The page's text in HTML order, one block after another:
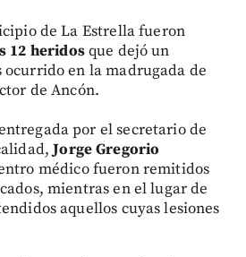
de La Estrella fueron
12 heridosque dejó un
ocurrido en la madrugada de
de Ancón.
por el secretario de
Jorge Gregorio
médico fueron remitidos
mientras en el lugar de
aquellos cuyas lesiones